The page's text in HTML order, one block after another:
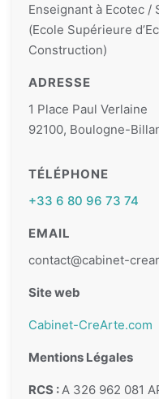
Enseignant à Ecotec /
(Ecole Supérieure
Construction)
ADRESSE
1 Place Paul Verlaine
92100, Boulogne-
TÉLÉPHONE
+33 6 80 96 73 74
EMAIL
contact@cabinet-
Site web
Cabinet-CreArte.com
Mentions Légales
RCS :A 326 962 081